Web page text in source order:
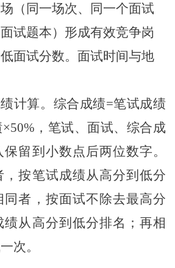
（同一场次、同一个面试
试题本）形成有效竞争岗
面试分数。面试时间与地
计算。综合成绩=笔试成绩
×50% ，笔试、面试、综合成
留到小数点后两位数字。
，按笔试成绩从高分到低分
者，按面试不除去最高分
从高分到低分排名；再相
次。